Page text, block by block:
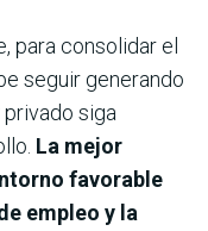
para consolidar el
seguir generando
siga
La mejor
favorable
empleo y la